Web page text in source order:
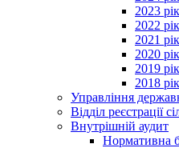
2023 рік
2022 рік
2021 рік
2020 рік
2019 рік
2018 рік
Управління
Відділ реєстрації
Внутрішній аудит
Нормативна